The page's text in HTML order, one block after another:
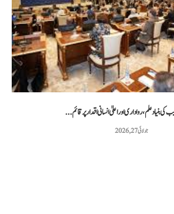
کی بنیاد علم، رواداری اور اعلیٰ انسانی اقدار پر قائم...
جولائی 27, 2026